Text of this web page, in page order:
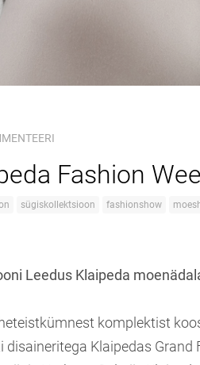
Fashion
sügiskollektsioon fashionshow
Leedus Klaipeda
komplektist
Klaipedas Grand